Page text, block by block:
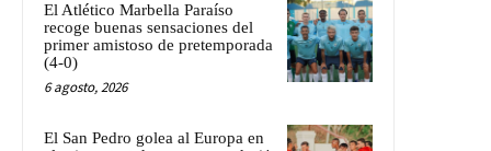
El Atlético Marbella Paraíso
recoge buenas sensaciones del
primer amistoso de pretemporada
(4-0)
6 agosto, 2026
El San Pedro golea al Europa en